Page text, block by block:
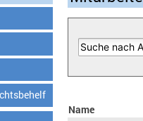
Name